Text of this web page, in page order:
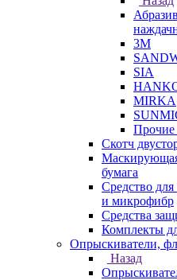
3М
SIA
MIRKA
Прочие
Скотч
бумага
Средство
и микрофибр
Средства
Комплекты
Опрыскиватели,
Назад